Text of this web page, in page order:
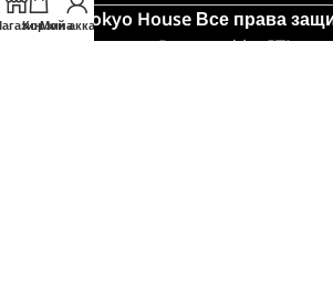
© Tokyo House Все права
Powered by
Корзина
Мой аккаунт